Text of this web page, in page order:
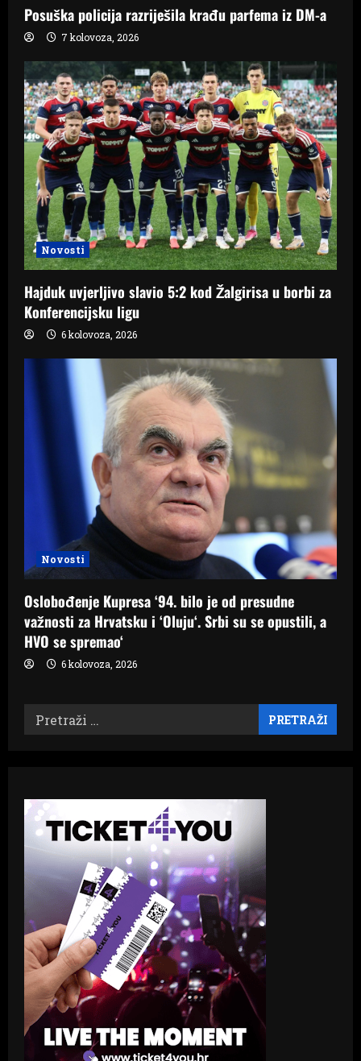
Posuška policija razriješila krađu parfema iz DM-a
7 kolovoza, 2026
Novosti
Hajduk uvjerljivo slavio 5:2 kod Žalgirisa u borbi za
Konferencijsku ligu
6 kolovoza, 2026
Novosti
Oslobođenje Kupresa ‘94. bilo je od presudne
važnosti za Hrvatsku i ‘Oluju‘. Srbi su se opustili, a
HVO se spremao‘
6 kolovoza, 2026
Pretraži: